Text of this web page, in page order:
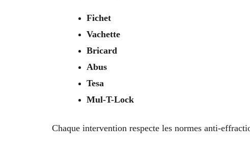
Fichet
Vachette
Bricard
Abus
Tesa
Mul-T-Lock
Chaque intervention respecte les normes anti-